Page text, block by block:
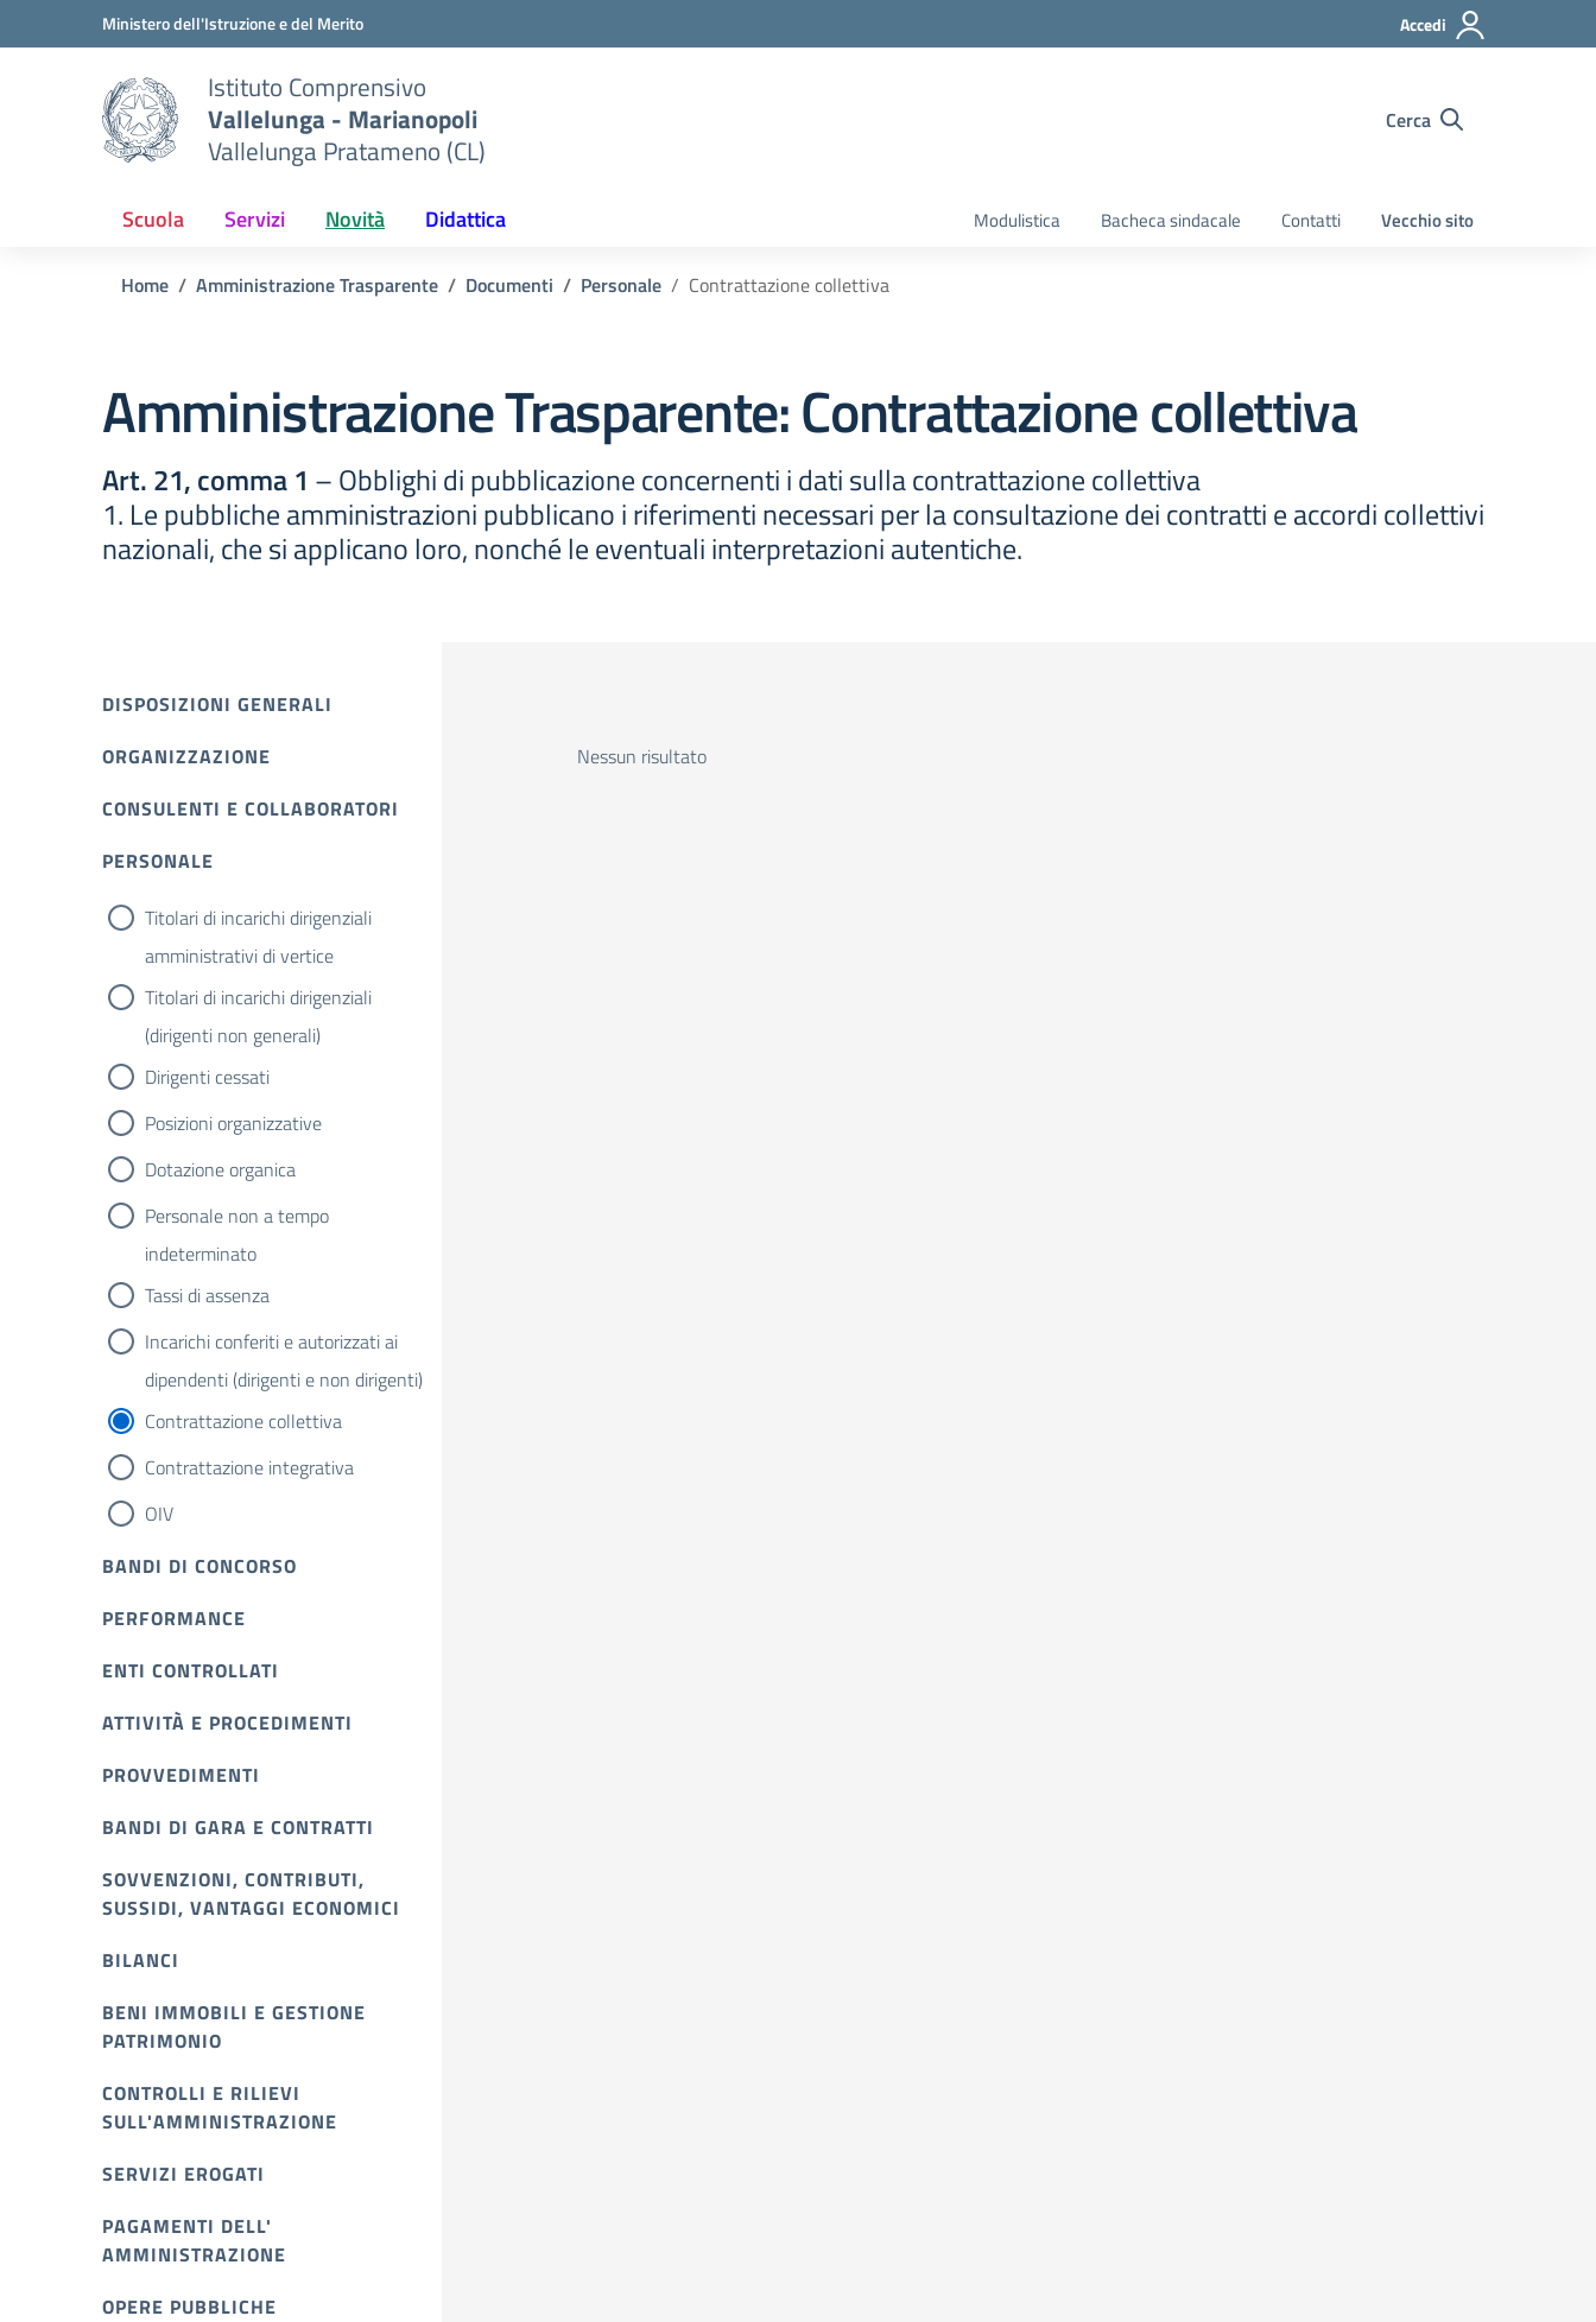
Vai ai contenuti
Vai al menu di navigazioneMinistero dell'Istruzione e del Merito Accedi
Istituto Comprensivo
Vallelunga - Marianopoli
Vallelunga Pratameno (CL)
Cerca
Scuola Servizi Novità Didattica Modulistica Bacheca sindacale Contatti Vecchio sito
Home Amministrazione Trasparente Documenti Personale Contrattazione collettiva
Amministrazione Trasparente:Contrattazione collettiva
Art. 21, comma 1 – Obblighi di pubblicazione concernenti i dati sulla contrattazione collettiva
1. Le pubbliche amministrazioni pubblicano i riferimenti necessari per la consultazione dei contratti e accordi collettivi
nazionali, che si applicano loro, nonché le eventuali interpretazioni autentiche.
DISPOSIZIONI GENERALI
ORGANIZZAZIONE
CONSULENTI E COLLABORATORI
PERSONALE
Titolari di incarichi dirigenziali
amministrativi di vertice
Titolari di incarichi dirigenziali
(dirigenti non generali)
Dirigenti cessati
Posizioni organizzative
Dotazione organica
Personale non a tempo
indeterminato
Tassi di assenza
Incarichi conferiti e autorizzati ai
dipendenti (dirigenti e non dirigenti)
Contrattazione collettiva
Contrattazione integrativa
OIV
BANDI DI CONCORSO
PERFORMANCE
ENTI CONTROLLATI
ATTIVITÀ E PROCEDIMENTI
PROVVEDIMENTI
BANDI DI GARA E CONTRATTI
SOVVENZIONI, CONTRIBUTI,
SUSSIDI, VANTAGGI ECONOMICI
BILANCI
BENI IMMOBILI E GESTIONE
PATRIMONIO
CONTROLLI E RILIEVI
SULL'AMMINISTRAZIONE
SERVIZI EROGATI
PAGAMENTI DELL'
AMMINISTRAZIONE
OPERE PUBBLICHE
Nessun risultato